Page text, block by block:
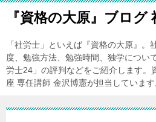
『資格の大原』ブログ
「社労士」といえば『資格の大原』。
度、勉強方法、勉強時間、独学につい
労士24」の評判などをご紹介します。
座 専任講師 金沢博憲が担当しています